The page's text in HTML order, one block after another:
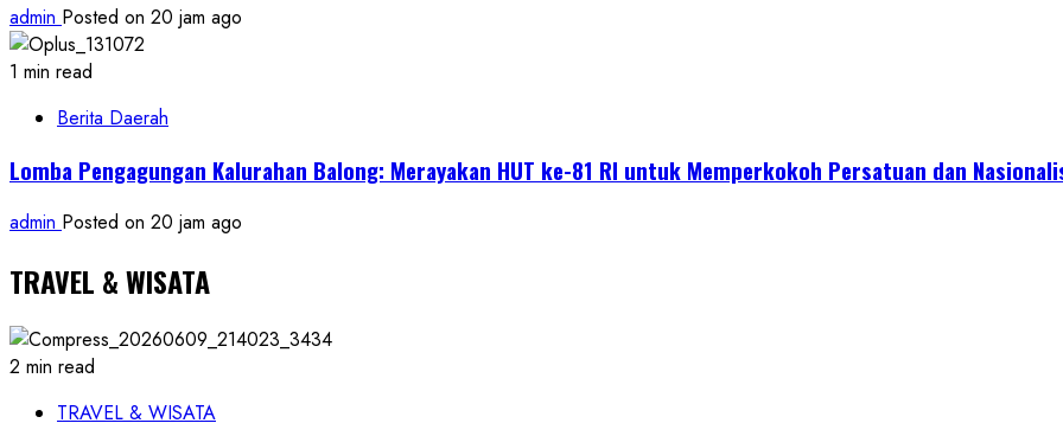
admin Posted on 20 jam ago
1 min read
Berita Daerah
Lomba Pengagungan Kalurahan Balong: Merayakan HUT ke-81 RI untuk Memperkokoh Persatuan dan
admin Posted on 20 jam ago
TRAVEL & WISATA
2 min read
TRAVEL & WISATA